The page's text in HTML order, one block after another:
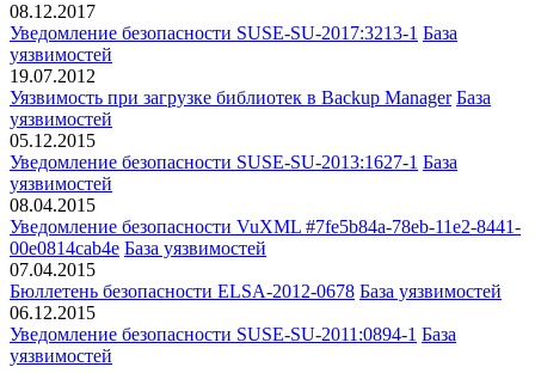
08.12.2017
Уведомление безопасности SUSE-SU-2017:3213-1 База
уязвимостей
19.07.2012
Уязвимость при загрузке библиотек в Backup Manager База
уязвимостей
05.12.2015
Уведомление безопасности SUSE-SU-2013:1627-1 База
уязвимостей
08.04.2015
Уведомление безопасности VuXML #7fe5b84a-78eb-11e2-8441-
00e0814cab4e База уязвимостей
07.04.2015
Бюллетень безопасности ELSA-2012-0678 База уязвимостей
06.12.2015
Уведомление безопасности SUSE-SU-2011:0894-1 База
уязвимостей